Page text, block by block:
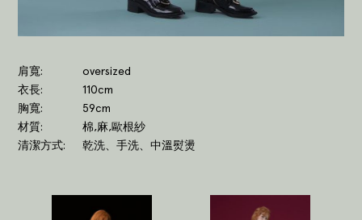
肩寬
oversized
衣長
110cm
胸寬
59cm
材質
棉,麻,歐根紗
清潔方式
乾洗、手洗、中溫熨燙